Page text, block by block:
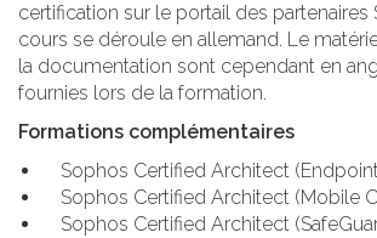
certification sur le portail des partenaires
cours se déroule en allemand. Le
la documentation sont cependant en
fournies lors de la formation.
Formations complémentaires
Sophos Certified Architect
Sophos Certified Architect (Mobile
Sophos Certified Architect